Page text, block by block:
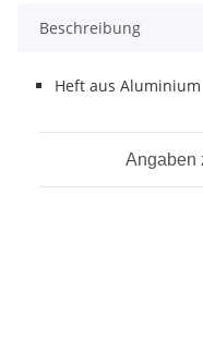
Beschreibung
Heft aus Aluminium
Angaben